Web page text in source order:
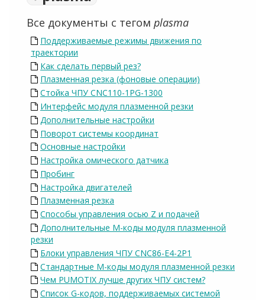
Все документы с тегом plasma
Поддерживаемые режимы движения по
траектории
Как сделать первый рез?
Плазменная резка (фоновые операции)
Стойка ЧПУ CNC110-1PG-1300
Интерфейс модуля плазменной резки
Дополнительные настройки
Поворот системы координат
Основные настройки
Настройка омического датчика
Пробинг
Настройка двигателей
Плазменная резка
Способы управления осью Z и подачей
Дополнительные M-коды модуля плазменной
резки
Блоки управления ЧПУ CNC86-E4-2P1
Стандартные M-коды модуля плазменной резки
Чем PUMOTIX лучше других ЧПУ систем?
Список G-кодов, поддерживаемых системой